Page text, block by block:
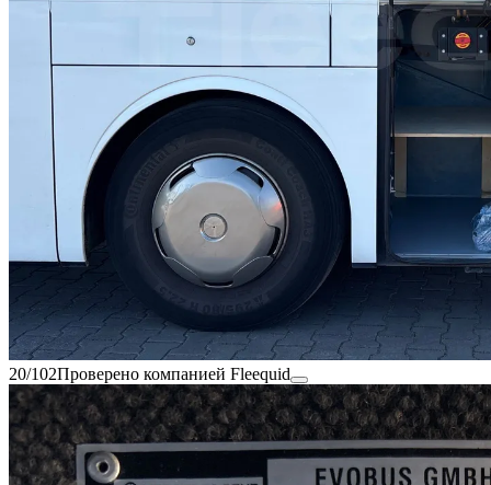
20/102Проверено компанией Fleequid